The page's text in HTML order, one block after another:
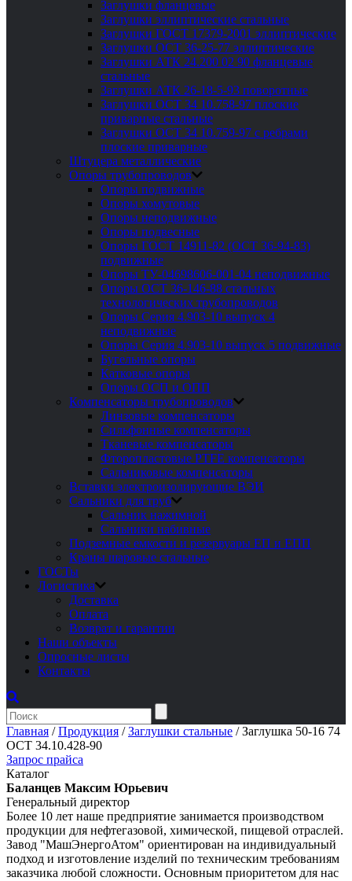
Заглушки фланцевые
Заглушки эллиптические стальные
Заглушки ГОСТ 17379-2001 эллиптические
Заглушки ОСТ 36-25-77 эллиптические
Заглушки АТК 24.200 02 90 фланцевые
стальные
Заглушки АТК 26-18-5-93 поворотные
Заглушки ОСТ 34 10.758-97 плоские
приварные стальные
Заглушки ОСТ 34 10.759-97 с ребрами
плоские приварные
Штуцера металлические
Опоры трубопроводов
Опоры подвижные
Опоры хомутовые
Опоры неподвижные
Опоры подвесные
Опоры ГОСТ 14911-82 (ОСТ 36-94-83)
подвижные
Опоры ТУ-04698606-001-04 неподвижные
Опоры ОСТ 36-146-88 стальных
технологических трубопроводов
Опоры Серия 4.903-10 выпуск 4
неподвижные
Опоры Серия 4.903-10 выпуск 5 подвижные
Бугельные опоры
Катковые опоры
Опоры ОСП и ОПП
Компенсаторы трубопроводов
Линзовые компенсаторы
Сильфонные компенсаторы
Тканевые компенсаторы
Фторопластовые PTFE компенсаторы
Сальниковые компенсаторы
Вставки электроизолирующие ВЭИ
Сальники для труб
Сальник нажимной
Сальники набивные
Подземные емкости и резервуары ЕП и ЕПП
Краны шаровые стальные
ГОСТы
Логистика
Доставка
Оплата
Возврат и гарантии
Наши объекты
Опросные листы
Контакты
Главная /Продукция /Заглушки стальные /Заглушка 50-16 74
ОСТ 34.10.428-90
Запрос прайса
Каталог
Баланцев Максим Юрьевич
Генеральный директор
Более 10 лет наше предприятие занимается производством
продукции для нефтегазовой, химической, пищевой отраслей.
Завод "МашЭнергоАтом" ориентирован на индивидуальный
подход и изготовление изделий по техническим требованиям
заказчика любой сложности. Основным приоритетом для нас